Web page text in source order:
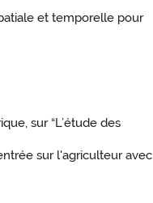
et temporelle pour
sur “L’étude des
sur l'agriculteur avec